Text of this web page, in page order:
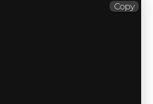
Copy